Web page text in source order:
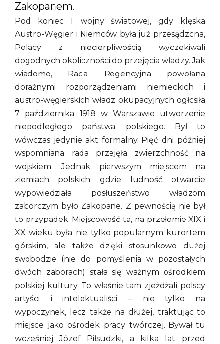
Zakopanem.
Pod koniec I wojny światowej, gdy klęska
Austro-Węgier i Niemców była już przesądzona,
Polacy z niecierpliwością wyczekiwali
dogodnych okoliczności do przejęcia władzy. Jak
wiadomo, Rada Regencyjna powołana
doraźnymi rozporządzeniami niemieckich i
austro-węgierskich władz okupacyjnych ogłosiła
7 października 1918 w Warszawie utworzenie
niepodległego państwa polskiego. Był to
wówczas jedynie akt formalny. Pięć dni później
wspomniana rada przejęła zwierzchność na
wojskiem. Jednak pierwszym miejscem na
ziemiach polskich gdzie ludność otwarcie
wypowiedziała posłuszeństwo władzom
zaborczym było Zakopane. Z pewnością nie był
to przypadek. Miejscowość ta, na przełomie XIX i
XX wieku była nie tylko popularnym kurortem
górskim, ale także dzięki stosunkowo dużej
swobodzie (nie do pomyślenia w pozostałych
dwóch zaborach) stała się ważnym ośrodkiem
polskiej kultury. To właśnie tam zjeżdżali polscy
artyści i intelektualiści – nie tylko na
wypoczynek, lecz także na dłużej, traktując to
miejsce jako ośrodek pracy twórczej. Bywał tu
wcześniej Józef Piłsudzki, a kilka lat przed